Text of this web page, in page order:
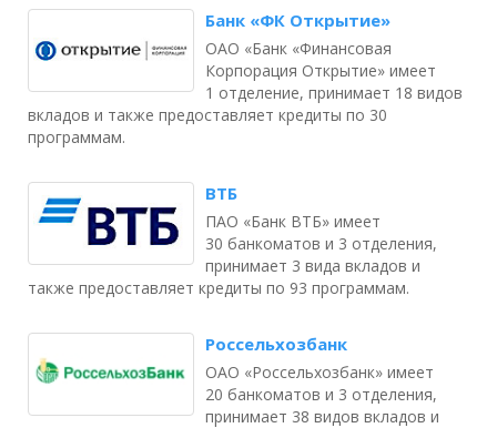
Банк «ФК Открытие»
ОАО «Банк «Финансовая
Корпорация Открытие» имеет
1 отделение, принимает 18 видов
вкладов и также предоставляет кредиты по 30
программам.
ВТБ
ПАО «Банк ВТБ» имеет
30 банкоматов и 3 отделения,
принимает 3 вида вкладов и
также предоставляет кредиты по 93 программам.
Россельхозбанк
ОАО «Россельхозбанк» имеет
20 банкоматов и 3 отделения,
принимает 38 видов вкладов и